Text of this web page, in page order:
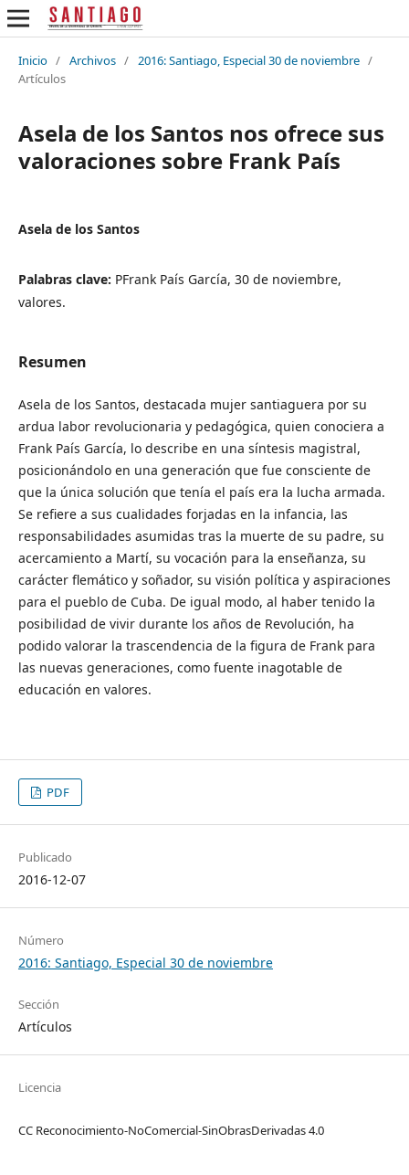
Inicio / Archivos / 2016: Santiago, Especial 30 de noviembre /
Artículos
Asela de los Santos nos ofrece sus
valoraciones sobre Frank País
Asela de los Santos
Palabras clave: PFrank País García, 30 de noviembre,
valores.
Resumen
Asela de los Santos, destacada mujer santiaguera por su
ardua labor revolucionaria y pedagógica, quien conociera a
Frank País García, lo describe en una síntesis magistral,
posicionándolo en una generación que fue consciente de
que la única solución que tenía el país era la lucha armada.
Se refiere a sus cualidades forjadas en la infancia, las
responsabilidades asumidas tras la muerte de su padre, su
acercamiento a Martí, su vocación para la enseñanza, su
carácter flemático y soñador, su visión política y aspiraciones
para el pueblo de Cuba. De igual modo, al haber tenido la
posibilidad de vivir durante los años de Revolución, ha
podido valorar la trascendencia de la figura de Frank para
las nuevas generaciones, como fuente inagotable de
educación en valores.
PDF
Publicado
2016-12-07
Número
2016: Santiago, Especial 30 de noviembre
Sección
Artículos
Licencia
CC Reconocimiento-NoComercial-SinObrasDerivadas 4.0